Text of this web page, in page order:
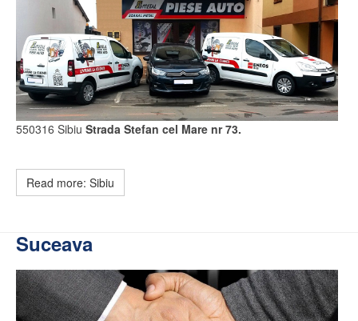
550316 Sibiu Strada Stefan cel Mare nr 73.
Read more: Sibiu
Suceava